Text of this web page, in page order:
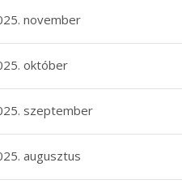
november
október
szeptember
augusztus